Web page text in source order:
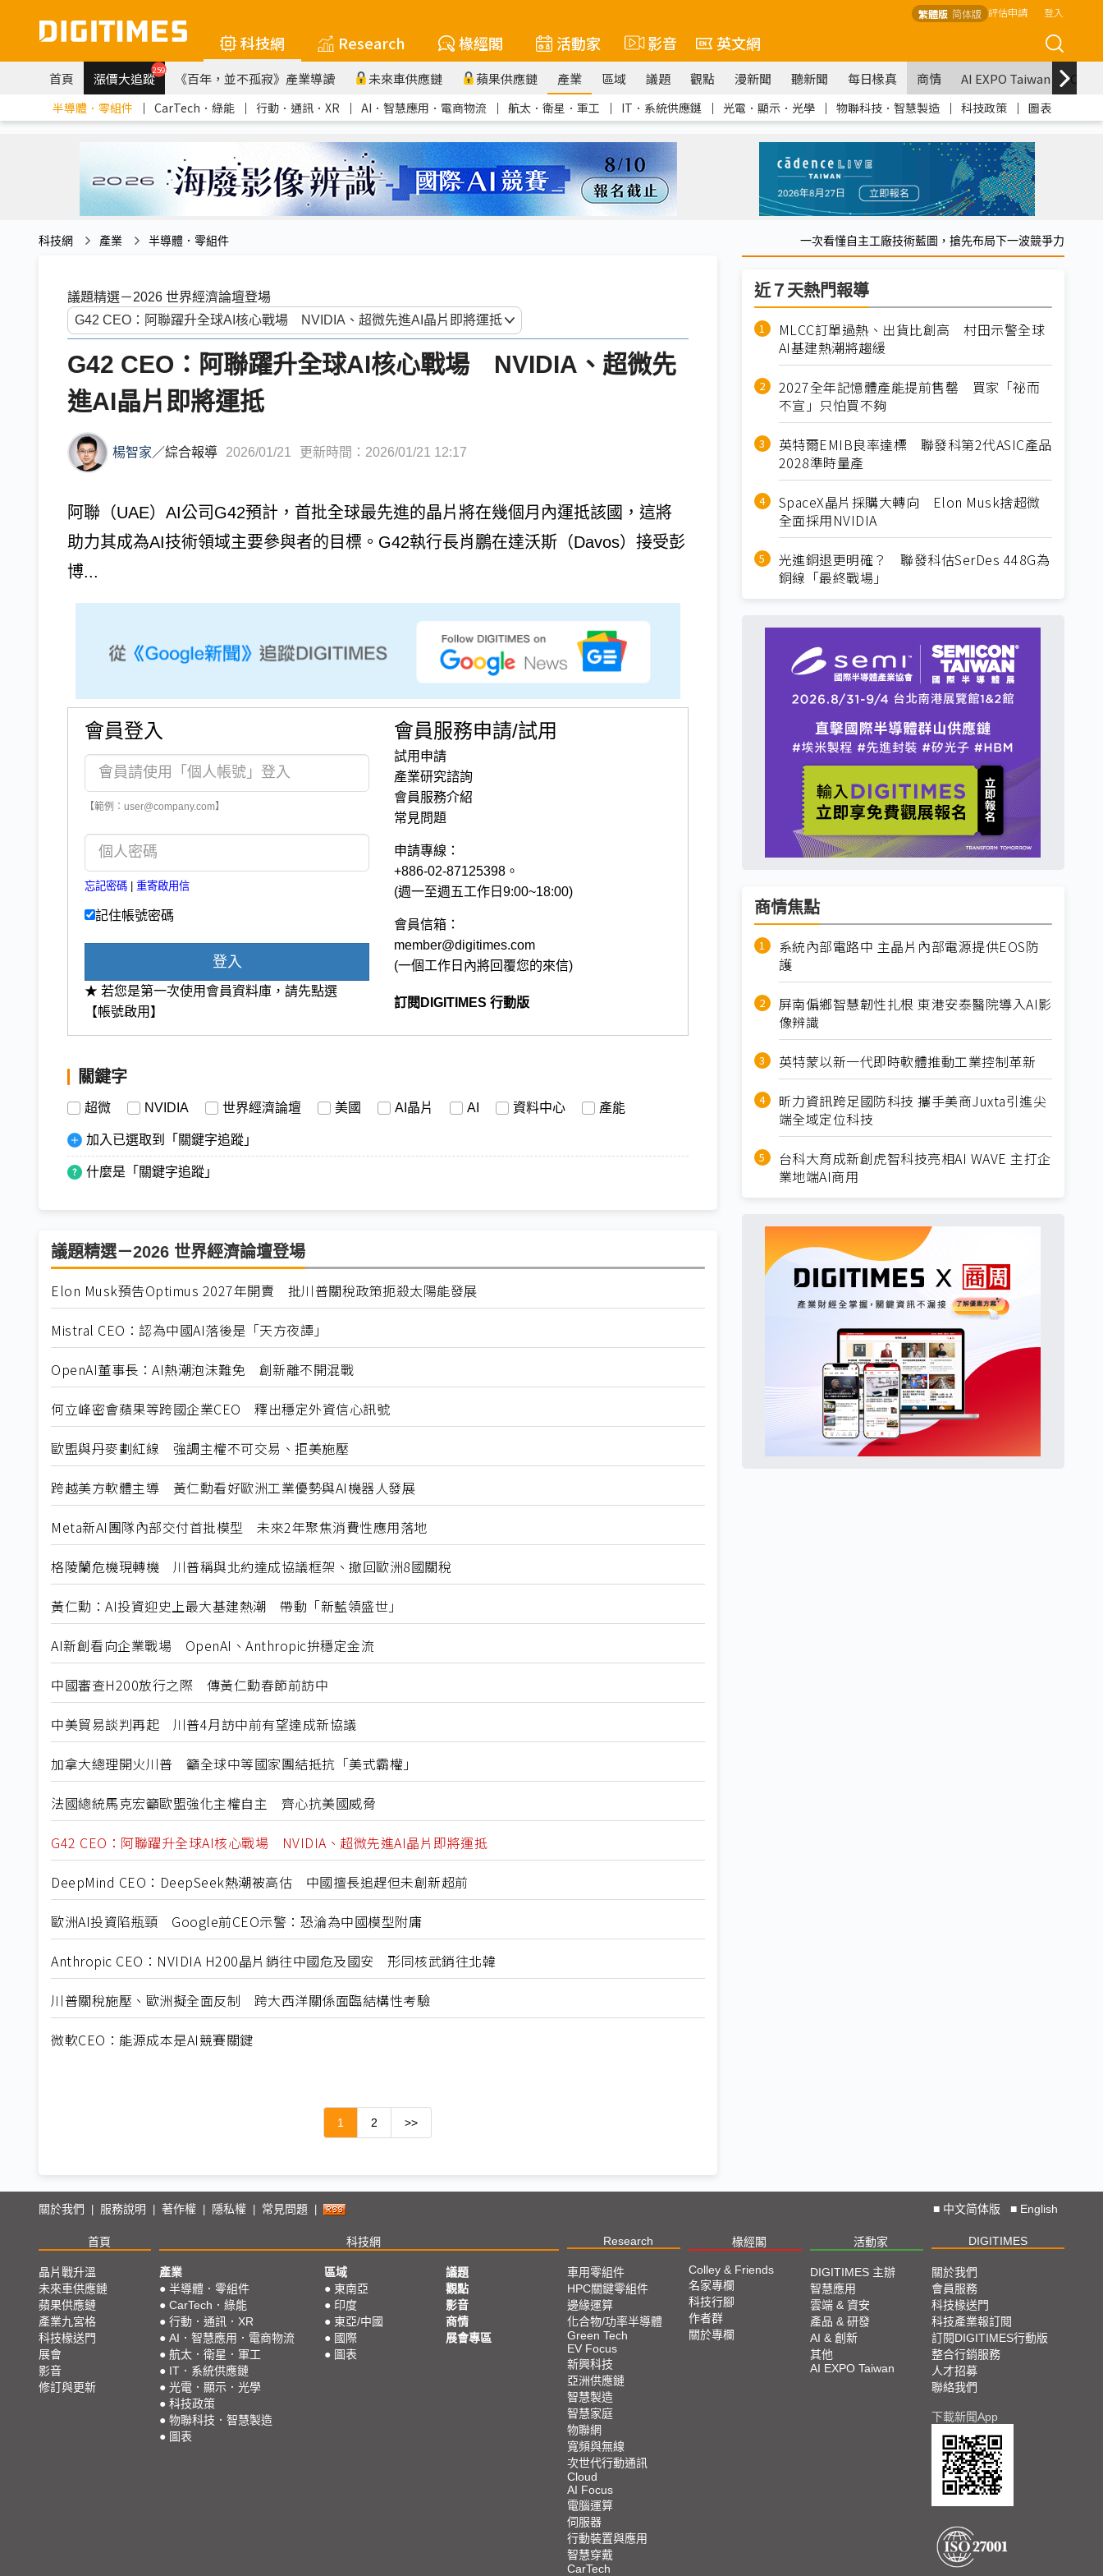
繁體版 简体版 評估申請 登入
科技網 Research 椽經閣 活動家 影音 英文網
首頁 漲價大追蹤259 《百年，並不孤寂》產業導讀 未來車供應鏈 蘋果供應鏈 產業 區域 議題 觀點 漫新聞 聽新聞 每日椽真 商情 AI EXPO Taiwan
半導體．零組件 ｜ CarTech．綠能 ｜ 行動．通訊．XR ｜ AI．智慧應用．電商物流 ｜ 航太．衛星．軍工 ｜ IT．系統供應鏈 ｜ 光電．顯示．光學 ｜ 物聯科技．智慧製造 ｜ 科技政策 ｜ 圖表
科技網 產業 半導體．零組件 一次看懂自主工廠技術藍圖，搶先布局下一波競爭力
議題精選－2026 世界經濟論壇登場
G42 CEO：阿聯躍升全球AI核心戰場 NVIDIA、超微先
進AI晶片即將運抵
楊智家 ／綜合報導 2026/01/21 更新時間：2026/01/21 12:17
阿聯（UAE）AI公司G42預計，首批全球最先進的晶片將在幾個月內運抵該國，這將
助力其成為AI技術領域主要參與者的目標。G42執行長肖鵬在達沃斯（Davos）接受彭
博...
會員登入
【範例：user@company.com】
忘記密碼 重寄啟用信
記住帳號密碼
登入
★ 若您是第一次使用會員資料庫，請先點選
【帳號啟用】
會員服務申請/試用
試用申請
產業研究諮詢
會員服務介紹
常見問題
申請專線：
+886-02-87125398。
(週一至週五工作日9:00~18:00)
會員信箱：
member@digitimes.com
(一個工作日內將回覆您的來信)
訂閱DIGITIMES 行動版
關鍵字
超微 NVIDIA 世界經濟論壇 美國 AI晶片 AI 資料中心 產能
加入已選取到「關鍵字追蹤」
什麼是「關鍵字追蹤」
議題精選－2026 世界經濟論壇登場
Elon Musk預告Optimus 2027年開賣 批川普關稅政策扼殺太陽能發展
Mistral CEO：認為中國AI落後是「天方夜譚」
OpenAI董事長：AI熱潮泡沫難免 創新離不開混戰
何立峰密會蘋果等跨國企業CEO 釋出穩定外資信心訊號
歐盟與丹麥劃紅線 強調主權不可交易、拒美施壓
跨越美方軟體主導 黃仁勳看好歐洲工業優勢與AI機器人發展
Meta新AI團隊內部交付首批模型 未來2年聚焦消費性應用落地
格陵蘭危機現轉機 川普稱與北約達成協議框架、撤回歐洲8國關稅
黃仁勳：AI投資迎史上最大基建熱潮 帶動「新藍領盛世」
AI新創看向企業戰場 OpenAI、Anthropic拚穩定金流
中國審查H200放行之際 傳黃仁勳春節前訪中
中美貿易談判再起 川普4月訪中前有望達成新協議
加拿大總理開火川普 籲全球中等國家團結抵抗「美式霸權」
法國總統馬克宏籲歐盟強化主權自主 齊心抗美國威脅
G42 CEO：阿聯躍升全球AI核心戰場 NVIDIA、超微先進AI晶片即將運抵
DeepMind CEO：DeepSeek熱潮被高估 中國擅長追趕但未創新超前
歐洲AI投資陷瓶頸 Google前CEO示警：恐淪為中國模型附庸
Anthropic CEO：NVIDIA H200晶片銷往中國危及國安 形同核武銷往北韓
川普關稅施壓、歐洲擬全面反制 跨大西洋關係面臨結構性考驗
微軟CEO：能源成本是AI競賽關鍵
1 2 >>
近７天熱門報導
MLCC訂單過熱、出貨比創高 村田示警全球
AI基建熱潮將趨緩
2027全年記憶體產能提前售罄 買家「祕而
不宣」只怕買不夠
英特爾EMIB良率達標 聯發科第2代ASIC產品
2028準時量產
SpaceX晶片採購大轉向 Elon Musk捨超微
全面採用NVIDIA
光進銅退更明確？ 聯發科估SerDes 448G為
銅線「最終戰場」
商情焦點
系統內部電路中 主晶片內部電源提供EOS防
護
屏南偏鄉智慧韌性扎根 東港安泰醫院導入AI影
像辨識
英特蒙以新一代即時軟體推動工業控制革新
昕力資訊跨足國防科技 攜手美商Juxta引進尖
端全域定位科技
台科大育成新創虎智科技亮相AI WAVE 主打企
業地端AI商用
關於我們 服務說明 著作權 隱私權 常見問題 ■ 中文简体版 ■ English
首頁 科技網 Research 椽經閣 活動家 DIGITIMES
晶片戰升溫
未來車供應鏈
蘋果供應鏈
產業九宮格
科技椽送門
展會
影音
修訂與更新
產業
● 半導體．零組件
● CarTech．綠能
● 行動．通訊．XR
● AI．智慧應用．電商物流
● 航太．衛星．軍工
● IT．系統供應鏈
● 光電．顯示．光學
● 科技政策
● 物聯科技．智慧製造
● 圖表
區域
● 東南亞
● 印度
● 東亞/中國
● 國際
● 圖表
議題
觀點
影音
商情
展會專區
車用零組件
HPC關鍵零組件
邊緣運算
化合物/功率半導體
Green Tech
EV Focus
新興科技
亞洲供應鏈
智慧製造
智慧家庭
物聯網
寬頻與無線
次世代行動通訊
Cloud
AI Focus
電腦運算
伺服器
行動裝置與應用
智慧穿戴
CarTech
Colley & Friends
名家專欄
科技行腳
作者群
關於專欄
DIGITIMES 主辦
智慧應用
雲端 & 資安
產品 & 研發
AI & 創新
其他
AI EXPO Taiwan
關於我們
會員服務
科技椽送門
科技產業報訂閱
訂閱DIGITIMES行動版
整合行銷服務
人才招募
聯絡我們
下載新聞App